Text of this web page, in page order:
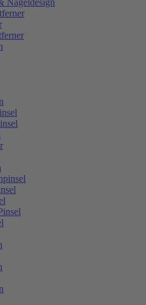
Nageldesign